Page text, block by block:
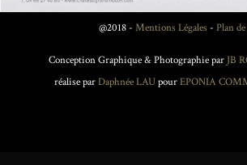
@2018 - Mentions Légales - Plan
Conception Graphique & Photographie par JB
réalise parDaphnée LAUpourEPONIA